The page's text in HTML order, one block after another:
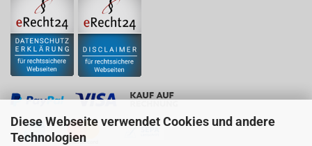
Diese Webseite verwendet Cookies und andere
Technologien